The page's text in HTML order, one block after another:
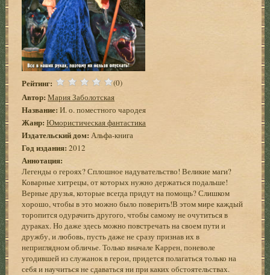
Рейтинг: (0)
Автор: Мария Заболотская
Название: И. о. поместного чародея
Жанр: Юмористическая фантастика
Издательский дом: Альфа-книга
Год издания: 2012
Аннотация:
Легенды о героях? Сплошное надувательство! Великие маги?
Коварные хитрецы, от которых нужно держаться подальше!
Верные друзья, которые всегда придут на помощь? Слишком
хорошо, чтобы в это можно было поверить!В этом мире каждый
торопится одурачить другого, чтобы самому не очутиться в
дураках. Но даже здесь можно повстречать на своем пути и
дружбу, и любовь, пусть даже не сразу признав их в
неприглядном обличье. Только вначале Каррен, поневоле
угодившей из служанок в герои, придется полагаться только на
себя и научиться не сдаваться ни при каких обстоятельствах.